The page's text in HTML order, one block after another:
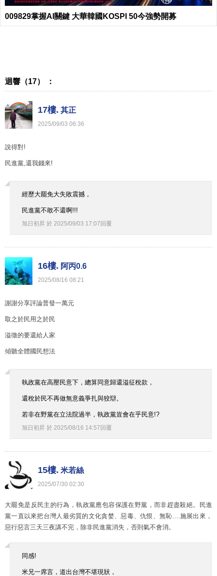
009829掌握AI關鍵 大華韓國KOSPI 50今強勢開募
迴響（17） ：
17樓. 其正
2025/09/03 06:36
說得對!
民進黨,還我錢來!
經歷大罷免大失敗震撼，
民進黨不敢不還啊!!!
旭日初昇 於 2025/09/03 17:07 回覆
16樓. 阿丙0.6
2025/08/16 08:21
謝謝分享評論普發一萬元
取之於民用之於民
溢徵的要還給人家
傾聽全體國民想法
執政黨在高壓民意下，總算同意歸還溢征稅款，
還稅於民不再做無意義爭扎與狡辯。
若非在野黨在立法院過半，執政黨豈會在乎民意!?
旭日初昇 於 2025/08/16 14:57 回覆
15樓. 米若絲
2025/07/30 02:30
大罷免是反民主的行為，執政黨應包容保護在野黨，而非趕盡殺絕。民進
黨一直以來把台灣人最劣質的文化貪婪、惡毒、仇恨、無恥....施展出來，
惡行惡言三天三夜講不完，除非民進黨消失，否則氣不會消。
同感!
米兄一席言，道出台灣不堪現狀，